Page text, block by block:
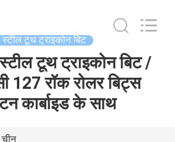
स्टील टूथ ट्राइकोन बिट
टूथ ट्राइकोन बिट /
127 रॉक रोलर बिट्स
कार्बाइड के साथ
चीन